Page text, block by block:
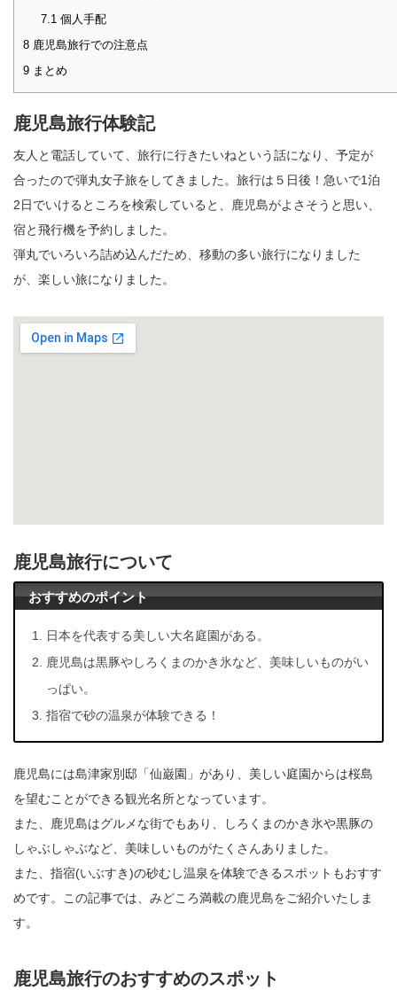
7.1 個人手配
8 鹿児島旅行での注意点
9 まとめ
鹿児島旅行体験記
友人と電話していて、旅行に行きたいねという話になり、予定が
合ったので弾丸女子旅をしてきました。旅行は５日後！急いで1泊
2日でいけるところを検索していると、鹿児島がよさそうと思い、
宿と飛行機を予約しました。
弾丸でいろいろ詰め込んだため、移動の多い旅行になりました
が、楽しい旅になりました。
鹿児島旅行について
おすすめのポイント
日本を代表する美しい大名庭園がある。
鹿児島は黒豚やしろくまのかき氷など、美味しいものがい
っぱい。
指宿で砂の温泉が体験できる！
鹿児島には島津家別邸「仙巌園」があり、美しい庭園からは桜島
を望むことができる観光名所となっています。
また、鹿児島はグルメな街でもあり、しろくまのかき氷や黒豚の
しゃぶしゃぶなど、美味しいものがたくさんありました。
また、指宿(いぶすき)の砂むし温泉を体験できるスポットもおすす
めです。この記事では、みどころ満載の鹿児島をご紹介いたしま
す。
鹿児島旅行のおすすめのスポット